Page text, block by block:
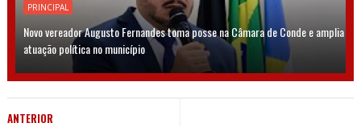
PRINCIPAL
Novo vereador Augusto Fernandes toma posse na Câmara de Conde e amplia
atuação política no município
ANTERIOR